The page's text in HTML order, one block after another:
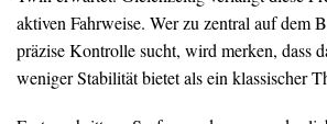
aktiven Fahrweise. Wer zu zentral auf dem
präzise Kontrolle sucht, wird merken, dass
weniger Stabilität bietet als ein klassischer